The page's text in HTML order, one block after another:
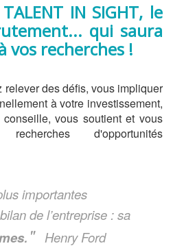
IN SIGHT, le
qui saura
vos recherches !
des défis, vous impliquer
à votre investissement,
vous soutient et vous
d'opportunités
importantes
de l’entreprise :sa
." Henry Ford